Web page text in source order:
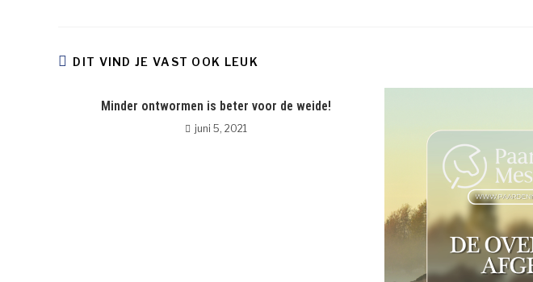
DIT VIND JE VAST OOK LEUK
Minder ontwormen is beter voor de weide!
juni 5, 2021